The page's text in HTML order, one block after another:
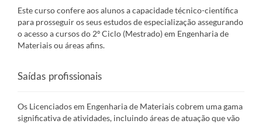
Este curso confere aos alunos a capacidade técnico-científica
para prosseguir os seus estudos de especialização assegurando
o acesso a cursos do 2º Ciclo (Mestrado) em Engenharia de
Materiais ou áreas afins.
Saídas profissionais
Os Licenciados em Engenharia de Materiais cobrem uma gama
significativa de atividades, incluindo áreas de atuação que vão